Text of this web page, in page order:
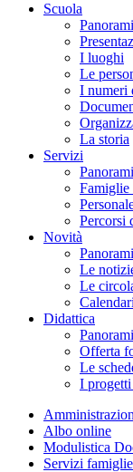
Scuola
I luoghi
Le
I numeri
La storia
Servizi
Famiglie
Percorsi
Novità
Le
Le
Didattica
Offerta
Le
I progetti
Albo online
Modulistica
Servizi